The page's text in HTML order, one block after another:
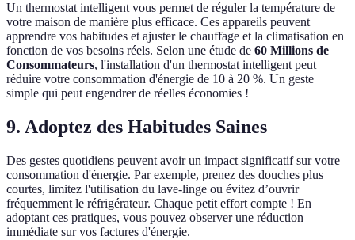
Un thermostat intelligent vous permet de réguler la température de
votre maison de manière plus efficace. Ces appareils peuvent
apprendre vos habitudes et ajuster le chauffage et la climatisation en
fonction de vos besoins réels. Selon une étude de 60 Millions de
Consommateurs, l'installation d'un thermostat intelligent peut
réduire votre consommation d'énergie de 10 à 20 %. Un geste
simple qui peut engendrer de réelles économies !
9. Adoptez des Habitudes Saines
Des gestes quotidiens peuvent avoir un impact significatif sur votre
consommation d'énergie. Par exemple, prenez des douches plus
courtes, limitez l'utilisation du lave-linge ou évitez d’ouvrir
fréquemment le réfrigérateur. Chaque petit effort compte ! En
adoptant ces pratiques, vous pouvez observer une réduction
immédiate sur vos factures d'énergie.